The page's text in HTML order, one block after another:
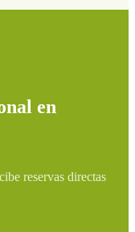
en
reservas directas